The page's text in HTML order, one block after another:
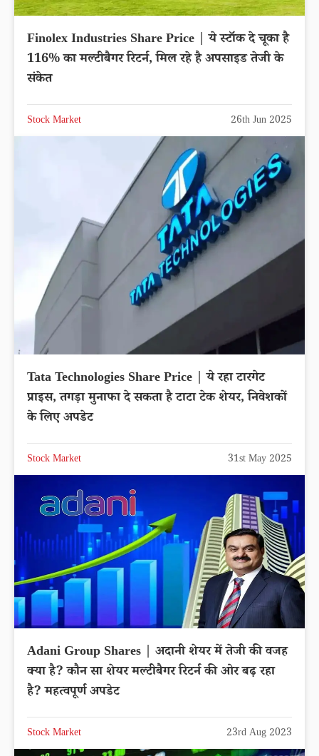
Finolex Industries Share Price | ये स्टॉक दे चूका है
116% का मल्टीबैगर रिटर्न, मिल रहे है अपसाइड तेजी के
संकेत
Stock Market 26th Jun 2025
Tata Technologies Share Price | ये रहा टारगेट
प्राइस, तगड़ा मुनाफा दे सकता है टाटा टेक शेयर, निवेशकों
के लिए अपडेट
Stock Market 31st May 2025
Adani Group Shares | अदानी शेयर में तेजी की वजह
क्या है? कौन सा शेयर मल्टीबैगर रिटर्न की ओर बढ़ रहा
है? महत्वपूर्ण अपडेट
Stock Market 23rd Aug 2023